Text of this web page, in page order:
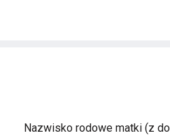
Nazwisko rodowe matki (z